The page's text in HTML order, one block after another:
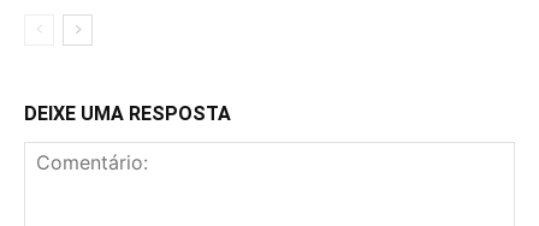
DEIXE UMA RESPOSTA